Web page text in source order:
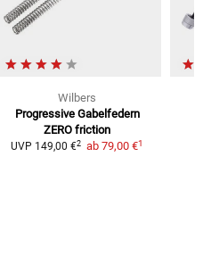
Wilbers
Progressive Gabelfedern
ZERO friction
UVP 149,00 €2 ab 79,00 €1